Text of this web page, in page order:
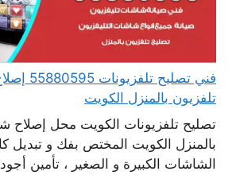
فني تصليح
تلفزيون بالمنزل الكويت
تصليح تلفزيونات الكويت محل إصلاح
بالمنزل الكويت المختص بفك و تبديل
الشاشات الكبيرة و الصغير ، تأمين